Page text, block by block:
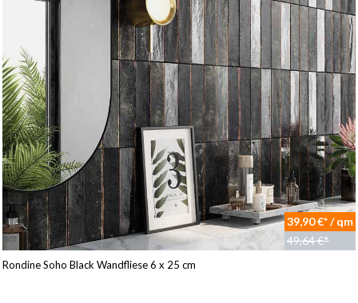
39,90 €* / qm
49,64 €*
Rondine Soho Black Wandfliese 6 x 25 cm